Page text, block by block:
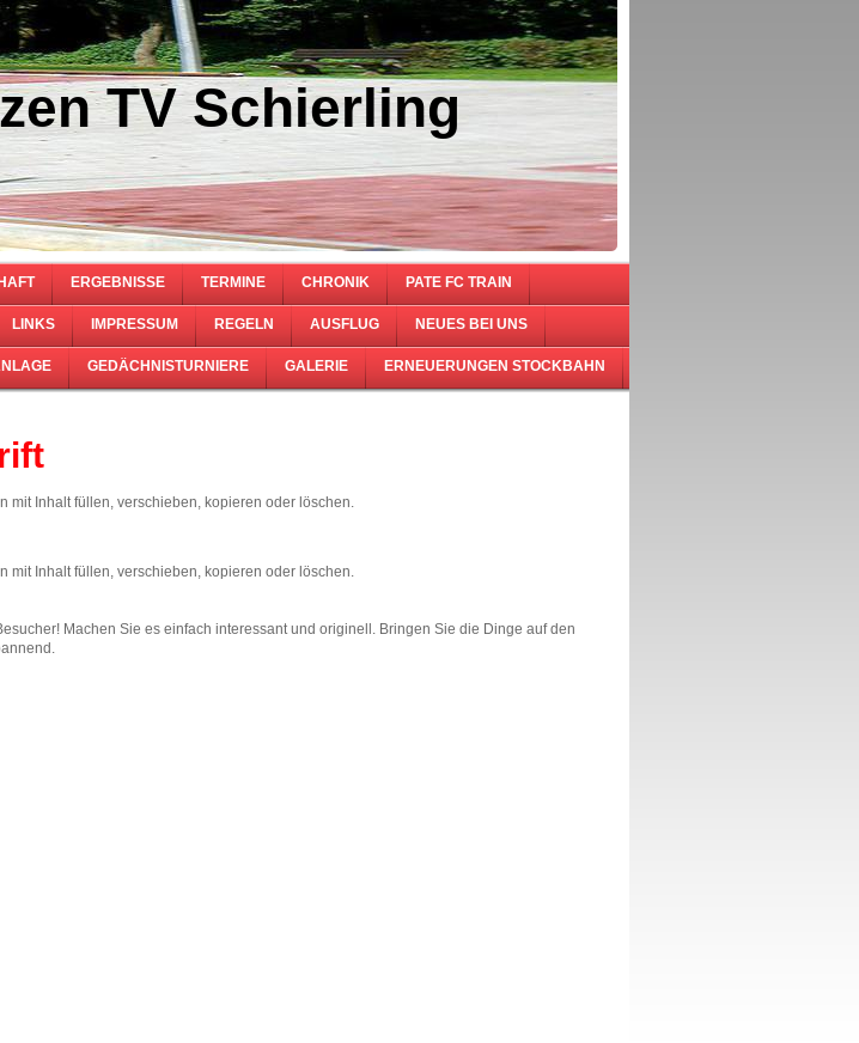
TV Schierling
ERGEBNISSE TERMINE CHRONIK PATE FC TRAIN
LINKS IMPRESSUM REGELN AUSFLUG NEUES BEI UNS
GEDÄCHNISTURNIERE GALERIE ERNEUERUNGEN STOCKBAHN
mit Inhalt füllen, verschieben, kopieren oder löschen.
mit Inhalt füllen, verschieben, kopieren oder löschen.
Machen Sie es einfach interessant und originell. Bringen Sie die Dinge auf den